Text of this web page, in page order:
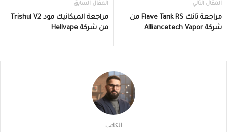
المقال السابق
مراجعة الميكانيك مود Trishul V2
من شركة Hellvape
المقال التالي
مراجعة تانك Flave Tank RS من
شركة Alliancetech Vapor
الكاتب